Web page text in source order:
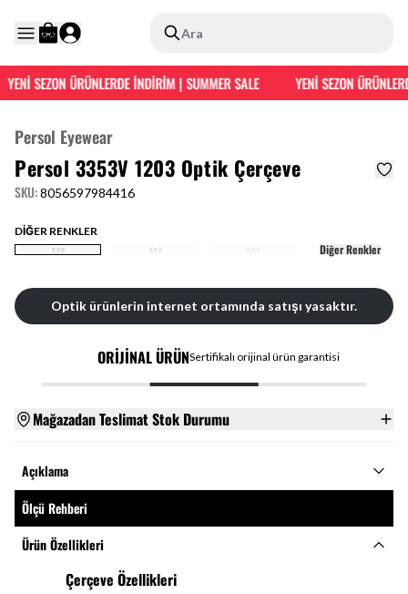
Ara
YENİ SEZON ÜRÜNLERDE İNDİRİM | SUMMER SALE YENİ SEZON
Persol Eyewear
Persol 3353V 1203 Optik Çerçeve
SKU:8056597984416
DİĞER RENKLER
Diğer Renkler
Optik ürünlerin internet ortamında satışı yasaktır.
ORİJİNAL ÜRÜNSertifikalı orijinal ürün garantisi
Mağazadan Teslimat Stok Durumu
Açıklama
Ölçü Rehberi
Ürün Özellikleri
Çerçeve Özellikleri